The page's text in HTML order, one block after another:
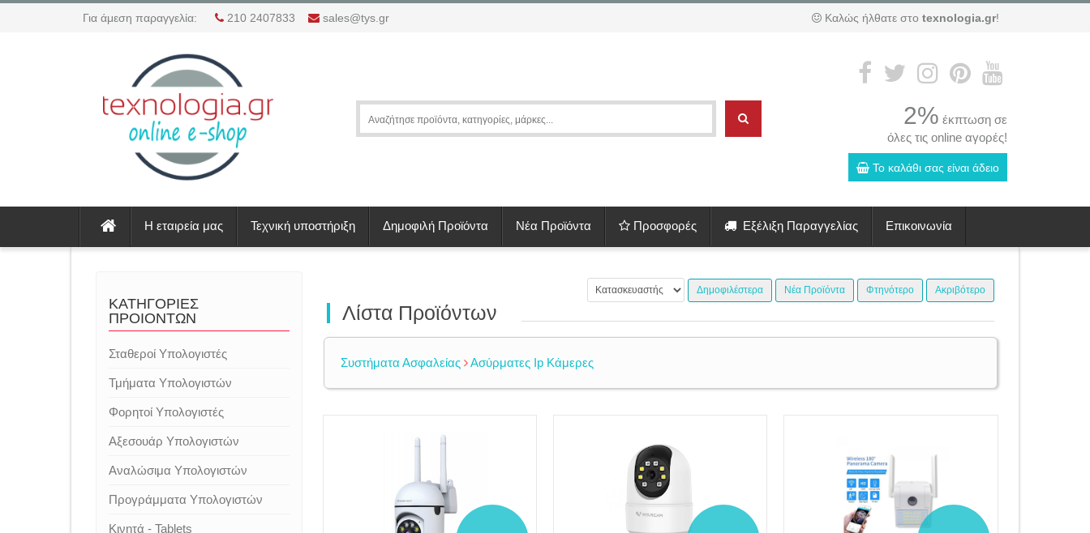
Για άμεση παραγγελία: 210 2407833 sales@tys.gr Καλώς ήλθατε στο texnologia.gr!
2% έκπτωση σε
όλες τις online αγορές!
Το καλάθι σας είναι άδειο
Η εταιρεία μας Τεχνική υποστήριξη Δημοφιλή Προϊόντα Νέα Προϊόντα Προσφορές Εξέλιξη Παραγγελίας Επικοινωνία
ΚΑΤΗΓΟΡΙΕΣ
ΠΡΟΙΟΝΤΩΝ
Σταθεροί Υπολογιστές
Τμήματα Υπολογιστών
Φορητοί Υπολογιστές
Αξεσουάρ Υπολογιστών
Αναλώσιμα Υπολογιστών
Προγράμματα Υπολογιστών
Κινητά - Tablets
Δημοφιλέστερα Νέα Προϊόντα Φτηνότερο Ακριβότερο
Λίστα Προϊόντων
Συστήματα Ασφαλείας Ασύρματες Ip Κάμερες